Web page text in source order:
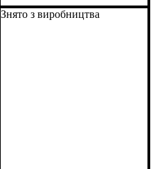
Высота: 38 см
Глубина: 40 см
Знято з виробництва